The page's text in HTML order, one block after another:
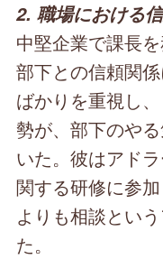
2. 職場における
中堅企業で課長
部下との信頼関
ばかりを重視し
勢が、部下のや
いた。彼はアド
関する研修に参
よりも相談とい
た。